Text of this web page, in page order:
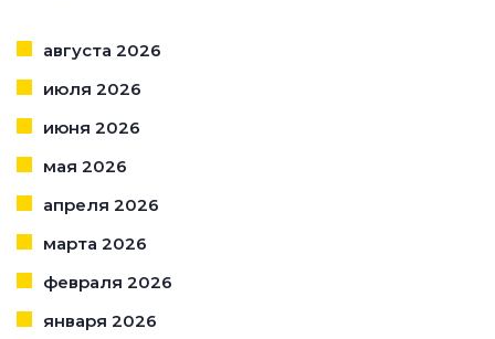
августа 2026
июля 2026
июня 2026
мая 2026
апреля 2026
марта 2026
февраля 2026
января 2026